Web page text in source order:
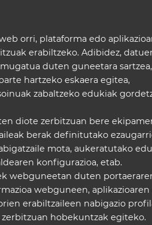
orri, plataforma edo
erabiltzeko. Adibidez,
duten guneetara
hartzeko eskaera egitea,
zabaltzeko edukiak
diote zerbitzuan bere
berak definitutako
mota, aukeratutako
konfigurazioa, etab.
webguneetan duten
webguneen, aplikazioaren
erabiltzaileen nabigazio
hobekuntzak egiteko.